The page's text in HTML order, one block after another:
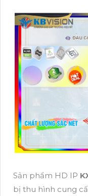
Sản phẩm HD IP
bị thu hình cung